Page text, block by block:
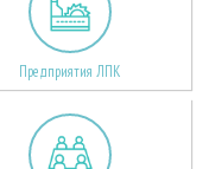
Предприятия ЛПК